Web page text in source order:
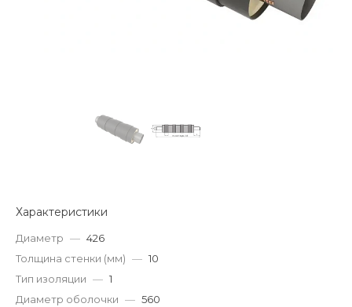
Характеристики
Диаметр — 426
Толщина стенки (мм) — 10
Тип изоляции — 1
Диаметр оболочки — 560